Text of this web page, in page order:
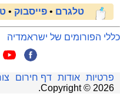
טלגרם • פייסבוק •
כללי הפורומים של ישראמדיה
פרטיות אודות דף חירום
Copyright © 2026
.